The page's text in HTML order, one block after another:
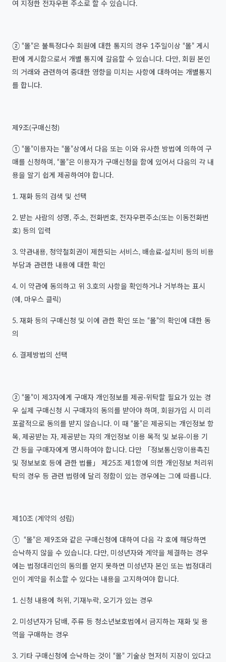
여 지정한 전자우편 주소로 할 수 있습니다.
② “몰”은 불특정다수 회원에 대한 통지의 경우 1주일이상 “몰” 게시
판에 게시함으로서 개별 통지에 갈음할 수 있습니다. 다만, 회원 본인
의 거래와 관련하여 중대한 영향을 미치는 사항에 대하여는 개별통지
를 합니다.
제9조(구매신청)
① “몰”이용자는 “몰”상에서 다음 또는 이와 유사한 방법에 의하여 구
매를 신청하며, “몰”은 이용자가 구매신청을 함에 있어서 다음의 각 내
용을 알기 쉽게 제공하여야 합니다.
1. 재화 등의 검색 및 선택
2. 받는 사람의 성명, 주소, 전화번호, 전자우편주소(또는 이동전화번
호) 등의 입력
3. 약관내용, 청약철회권이 제한되는 서비스, 배송료·설치비 등의 비용
부담과 관련한 내용에 대한 확인
4. 이 약관에 동의하고 위 3.호의 사항을 확인하거나 거부하는 표시
(예, 마우스 클릭)
5. 재화 등의 구매신청 및 이에 관한 확인 또는 “몰”의 확인에 대한 동
의
6. 결제방법의 선택
② “몰”이 제3자에게 구매자 개인정보를 제공·위탁할 필요가 있는 경
우 실제 구매신청 시 구매자의 동의를 받아야 하며, 회원가입 시 미리
포괄적으로 동의를 받지 않습니다. 이 때 “몰”은 제공되는 개인정보 항
목, 제공받는 자, 제공받는 자의 개인정보 이용 목적 및 보유·이용 기
간 등을 구매자에게 명시하여야 합니다. 다만 「정보통신망이용촉진
및 정보보호 등에 관한 법률」 제25조 제1항에 의한 개인정보 처리위
탁의 경우 등 관련 법령에 달리 정함이 있는 경우에는 그에 따릅니다.
제10조 (계약의 성립)
① “몰”은 제9조와 같은 구매신청에 대하여 다음 각 호에 해당하면
승낙하지 않을 수 있습니다. 다만, 미성년자와 계약을 체결하는 경우
에는 법정대리인의 동의를 얻지 못하면 미성년자 본인 또는 법정대리
인이 계약을 취소할 수 있다는 내용을 고지하여야 합니다.
1. 신청 내용에 허위, 기재누락, 오기가 있는 경우
2. 미성년자가 담배, 주류 등 청소년보호법에서 금지하는 재화 및 용
역을 구매하는 경우
3. 기타 구매신청에 승낙하는 것이 “몰” 기술상 현저히 지장이 있다고